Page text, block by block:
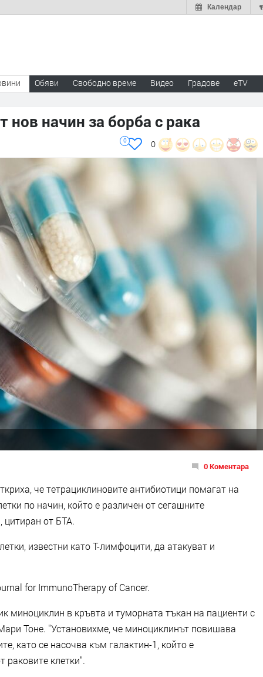
Календар
Обяви Свободно време Видео Градове eTV
нов начин за борба с рака
0
0
0 Коментара
че тетрациклиновите антибиотици помагат на
по начин, който е различен от сегашните
от БТА.
известни като Т-лимфоцити, да атакуват и
for ImmunoTherapy of Cancer.
миноциклин в кръвта и туморната тъкан на пациенти с
Тоне. "Установихме, че миноциклинът повишава
като се насочва към галактин-1, който е
раковите клетки".